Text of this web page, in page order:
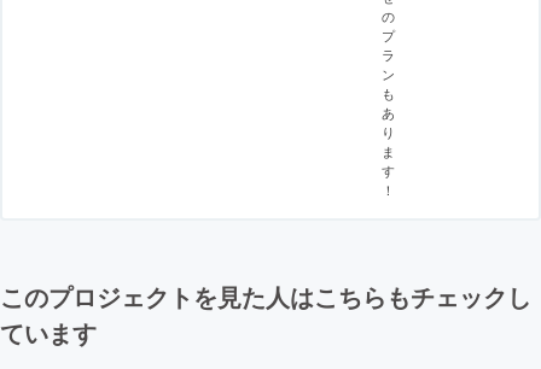
の
プ
ラ
ン
も
あ
り
ま
す
！
このプロジェクトを見た人はこちらもチェックし
ています